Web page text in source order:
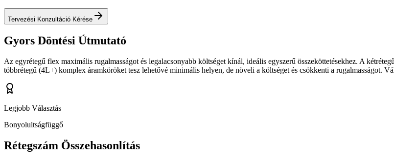
Tervezési Konzultáció Kérése
Gyors Döntési Útmutató
Az egyrétegű flex maximális rugalmasságot és legalacsonyabb költséget kínál, ideális egyszerű összeköttetésekhez. A
többrétegű (4L+) komplex áramköröket tesz lehetővé minimális helyen, de növeli a költséget és csökkenti a rugalmasságot.
Legjobb Választás
Bonyolultságfüggő
Rétegszám Összehasonlítás